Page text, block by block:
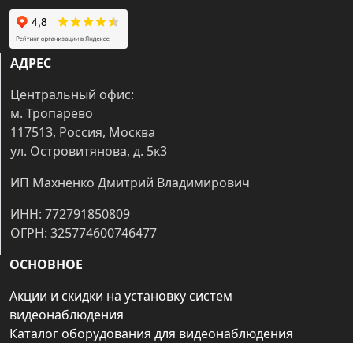
АДРЕС
Центральный офис:
м. Тропарёво
117513, Россия, Москва
ул. Островитянова, д. 5к3
ИП Махненко Дмитрий Владимирович
ИНН: 772791850809
ОГРН: 325774600746477
ОСНОВНОЕ
Акции и скидки на установку систем
видеонаблюдения
Каталог оборудования для видеонаблюдения